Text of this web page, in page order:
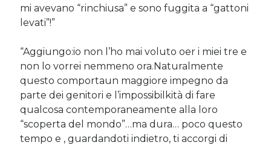
Cerca nel blog
Archivi
Archivi
mi avevano “rinchiusa” e sono fuggita a “gattoni
levati”!”
“Aggiungo:io non l’ho mai voluto oer i miei tre e
non lo vorrei nemmeno ora.Naturalmente
questo comportaun maggiore impegno da
parte dei genitori e l’impossibilkità di fare
qualcosa contemporaneamente alla loro
“scoperta del mondo”…ma dura… poco questo
tempo e , guardandoti indietro, ti accorgi di